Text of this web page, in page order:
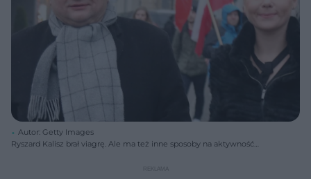
Autor: Getty Images
Ryszard Kalisz brał viagrę. Ale ma też inne sposoby na aktywność